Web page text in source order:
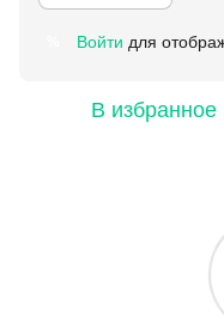
Войти для
В избранное